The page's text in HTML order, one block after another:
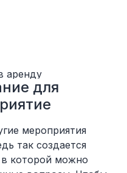
для
мероприятия
так создается
в которой можно